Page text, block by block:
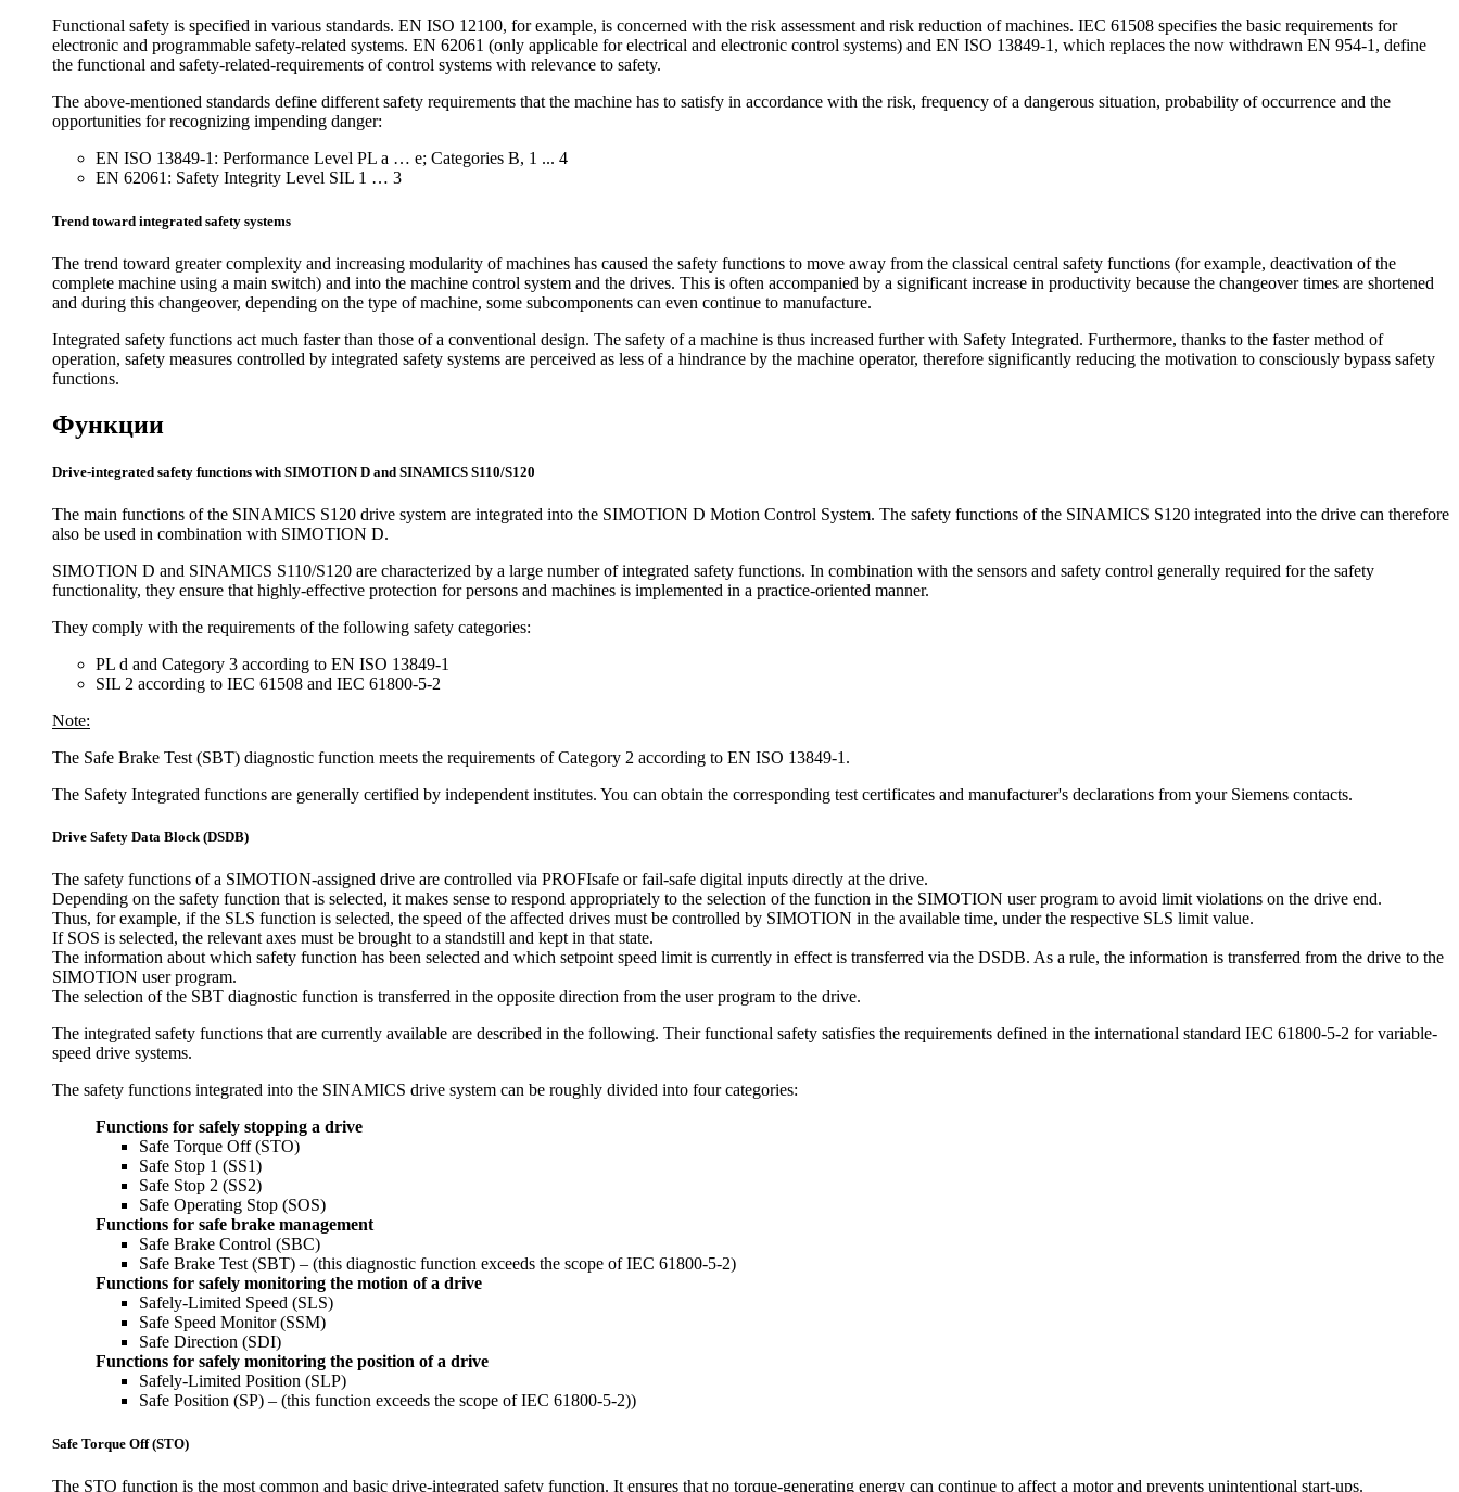
Functional safety is specified in various standards. EN ISO 12100, for example, is concerned with the risk assessment and risk reduction of machines. IEC 61508 specifies the basic requirements for
electronic and programmable safety-related systems. EN 62061 (only applicable for electrical and electronic control systems) and EN ISO 13849-1, which replaces the now withdrawn EN 954-1, define
the functional and safety-related-requirements of control systems with relevance to safety.
The above-mentioned standards define different safety requirements that the machine has to satisfy in accordance with the risk, frequency of a dangerous situation, probability of occurrence and the
opportunities for recognizing impending danger:
EN ISO 13849-1: Performance Level PL a … e; Categories B, 1 ... 4
EN 62061: Safety Integrity Level SIL 1 … 3
Trend toward integrated safety systems
The trend toward greater complexity and increasing modularity of machines has caused the safety functions to move away from the classical central safety functions (for example, deactivation of the
complete machine using a main switch) and into the machine control system and the drives. This is often accompanied by a significant increase in productivity because the changeover times are shortened
and during this changeover, depending on the type of machine, some subcomponents can even continue to manufacture.
Integrated safety functions act much faster than those of a conventional design. The safety of a machine is thus increased further with Safety Integrated. Furthermore, thanks to the faster method of
operation, safety measures controlled by integrated safety systems are perceived as less of a hindrance by the machine operator, therefore significantly reducing the motivation to consciously bypass safety
functions.
Функции
Drive-integrated safety functions with SIMOTION D and SINAMICS S110/S120
The main functions of the SINAMICS S120 drive system are integrated into the SIMOTION D Motion Control System. The safety functions of the SINAMICS S120 integrated into the drive can therefore
also be used in combination with SIMOTION D.
SIMOTION D and SINAMICS S110/S120 are characterized by a large number of integrated safety functions. In combination with the sensors and safety control generally required for the safety
functionality, they ensure that highly-effective protection for persons and machines is implemented in a practice-oriented manner.
They comply with the requirements of the following safety categories:
PL d and Category 3 according to EN ISO 13849-1
SIL 2 according to IEC 61508 and IEC 61800-5-2
Note:
The Safe Brake Test (SBT) diagnostic function meets the requirements of Category 2 according to EN ISO 13849-1.
The Safety Integrated functions are generally certified by independent institutes. You can obtain the corresponding test certificates and manufacturer's declarations from your Siemens contacts.
Drive Safety Data Block (DSDB)
The safety functions of a SIMOTION-assigned drive are controlled via PROFIsafe or fail-safe digital inputs directly at the drive.
Depending on the safety function that is selected, it makes sense to respond appropriately to the selection of the function in the SIMOTION user program to avoid limit violations on the drive end.
Thus, for example, if the SLS function is selected, the speed of the affected drives must be controlled by SIMOTION in the available time, under the respective SLS limit value.
If SOS is selected, the relevant axes must be brought to a standstill and kept in that state.
The information about which safety function has been selected and which setpoint speed limit is currently in effect is transferred via the DSDB. As a rule, the information is transferred from the drive to the
SIMOTION user program.
The selection of the SBT diagnostic function is transferred in the opposite direction from the user program to the drive.
The integrated safety functions that are currently available are described in the following. Their functional safety satisfies the requirements defined in the international standard IEC 61800-5-2 for variable-
speed drive systems.
The safety functions integrated into the SINAMICS drive system can be roughly divided into four categories:
Functions for safely stopping a drive
Safe Torque Off (STO)
Safe Stop 1 (SS1)
Safe Stop 2 (SS2)
Safe Operating Stop (SOS)
Functions for safe brake management
Safe Brake Control (SBC)
Safe Brake Test (SBT) – (this diagnostic function exceeds the scope of IEC 61800-5-2)
Functions for safely monitoring the motion of a drive
Safely-Limited Speed (SLS)
Safe Speed Monitor (SSM)
Safe Direction (SDI)
Functions for safely monitoring the position of a drive
Safely-Limited Position (SLP)
Safe Position (SP) – (this function exceeds the scope of IEC 61800-5-2))
Safe Torque Off (STO)
The STO function is the most common and basic drive-integrated safety function. It ensures that no torque-generating energy can continue to affect a motor and prevents unintentional start-ups.